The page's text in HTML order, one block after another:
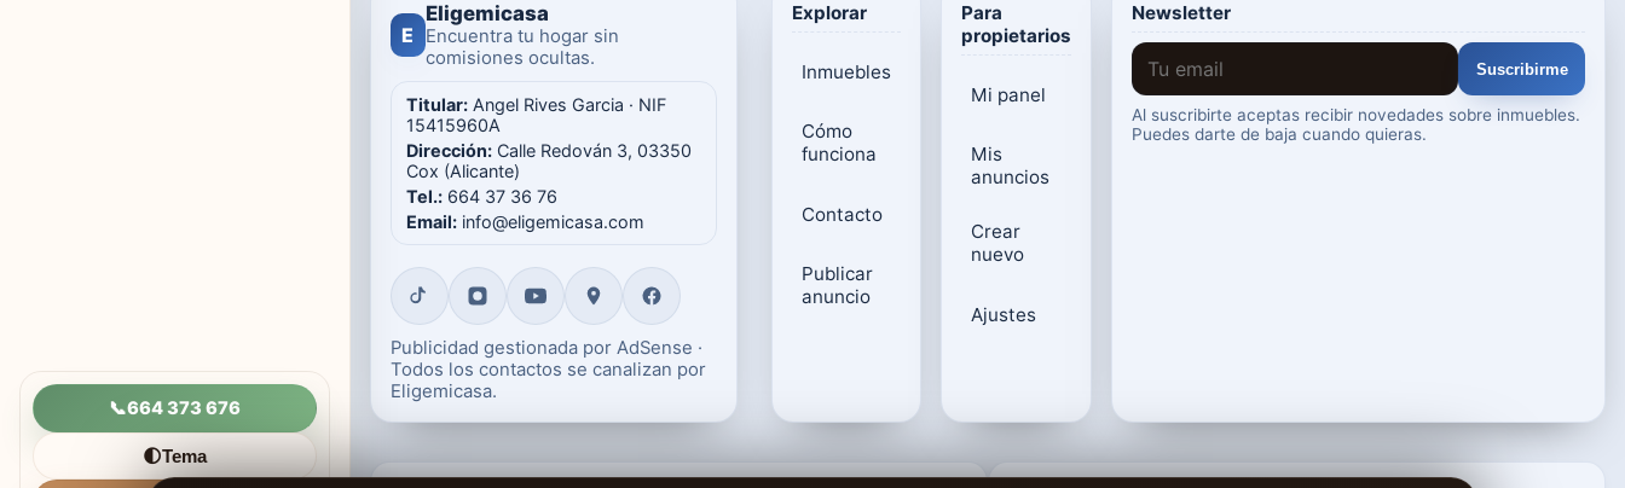
📞664 373 676
🌓Tema
E
Eligemicasa
Encuentra tu hogar sin
comisiones ocultas.
Titular: Angel Rives Garcia · NIF
15415960A
Dirección: Calle Redován 3, 03350
Cox (Alicante)
Tel.: 664 37 36 76
Email: info@eligemicasa.com
Publicidad gestionada por AdSense ·
Todos los contactos se canalizan por
Eligemicasa.
Explorar
Inmuebles
Cómo
funciona
Contacto
Publicar
anuncio
Para
propietarios
Mi panel
Mis
anuncios
Crear
nuevo
Ajustes
Newsletter
Suscribirme
Al suscribirte aceptas recibir novedades sobre inmuebles.
Puedes darte de baja cuando quieras.